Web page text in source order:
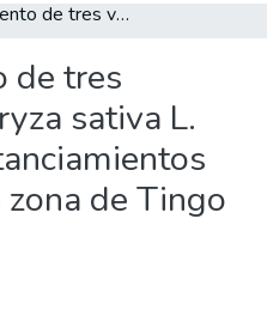
Comportamiento de tres variedades de Oryza sativa L. (arroz) a dos distanciamientos de siembra en la zona de Tingo María
de tres
sativa L.
de Tingo